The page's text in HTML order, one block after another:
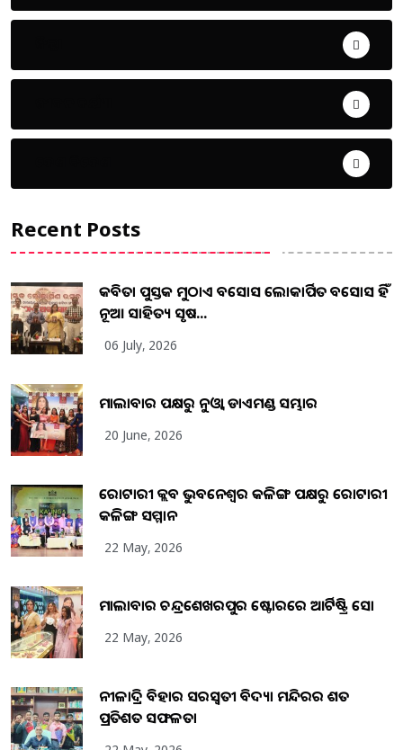
Recent Posts
କବିତା ପୁସ୍ତକ ମୁଠାଏ ଅବସୋସ ଲୋକାର୍ପିତ ଅବସୋସ ହିଁ
ନୂଆ ସାହିତ୍ୟ ସୃଷ...
06 July, 2026
ମାଲାବାର ପକ୍ଷରୁ ନୁଓ୍ବା ଡାଏମଣ୍ଡ ସମ୍ଭାର
20 June, 2026
ରୋଟାରୀ କ୍ଲବ ଭୁବନେଶ୍ୱର କଳିଙ୍ଗ ପକ୍ଷରୁ ରୋଟାରୀ
କଳିଙ୍ଗ ସମ୍ମାନ
22 May, 2026
ମାଲାବାର ଚନ୍ଦ୍ରଶେଖରପୁର ଷ୍ଟୋରରେ ଆର୍ଟିଷ୍ଟ୍ରି ସୋ
22 May, 2026
ନୀଳାଦ୍ରି ବିହାର ସରସ୍ୱତୀ ବିଦ୍ୟା ମନ୍ଦିରର ଶତ
ପ୍ରତିଶତ ସଫଳତା